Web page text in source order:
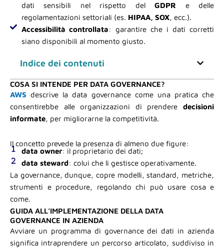
dati sensibili nel rispetto del GDPR e delle
regolamentazioni settoriali (es. HIPAA, SOX, ecc.).
Accessibilità controllata: garantire che i dati corretti
siano disponibili al momento giusto.
Indice dei contenuti
COSA SI INTENDE PER DATA GOVERNANCE?
AWS descrive la data governance come una pratica che
consentirebbe alle organizzazioni di prendere decisioni
informate, per migliorarne la competitività.
Il concetto prevede la presenza di almeno due figure:
data owner: il proprietario dei dati;
data steward: colui che li gestisce operativamente.
La governance, dunque, copre modelli, standard, metriche,
strumenti e procedure, regolando chi può usare cosa e
come.
GUIDA ALL’IMPLEMENTAZIONE DELLA DATA
GOVERNANCE IN AZIENDA
Avviare un programma di governance dei dati in azienda
significa intraprendere un percorso articolato, suddiviso in